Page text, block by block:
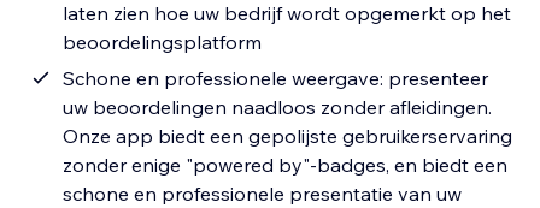
laten zien hoe uw bedrijf wordt opgemerkt op het
beoordelingsplatform
Schone en professionele weergave: presenteer
uw beoordelingen naadloos zonder afleidingen.
Onze app biedt een gepolijste gebruikerservaring
zonder enige "powered by"-badges, en biedt een
schone en professionele presentatie van uw